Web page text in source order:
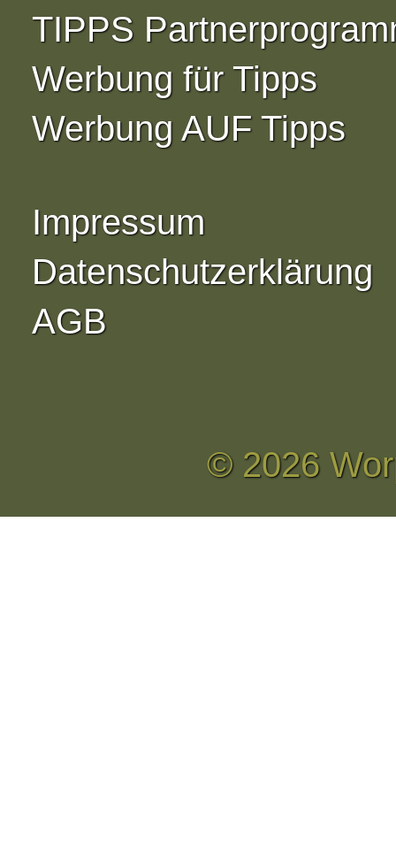
TIPPS
Werbung für Tipps
Werbung AUF Tipps
Impressum
Datenschutzerklärung
AGB
© 2026